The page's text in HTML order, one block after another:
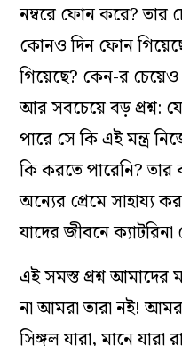
নম্বরে ফোন করে? তার
কোনও দিন ফোন
গিয়েছে? কেন-র
আর সবচেয়ে বড় প্রশ্ন:
পারে সে কি এই মন্ত্র
কি করতে পারেনি? তার
অন্যের প্রেমে সাহায্য
যাদের জীবনে
এই সমস্ত প্রশ্ন
না আমরা তারা নই!
সিঙ্গল যারা, মানে